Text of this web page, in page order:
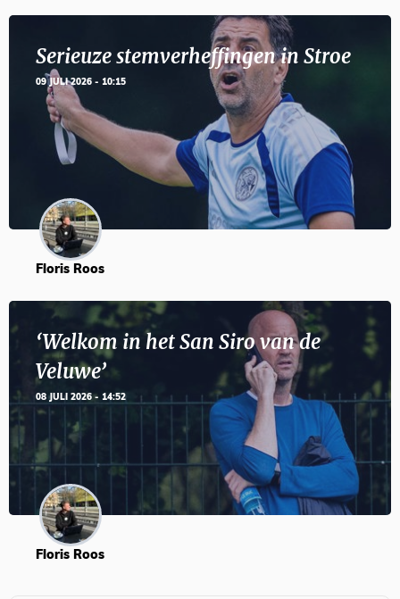
Serieuze stemverheffingen in Stroe
09 JULI 2026 - 10:15
Floris Roos
‘Welkom in het San Siro van de
Veluwe’
08 JULI 2026 - 14:52
Floris Roos